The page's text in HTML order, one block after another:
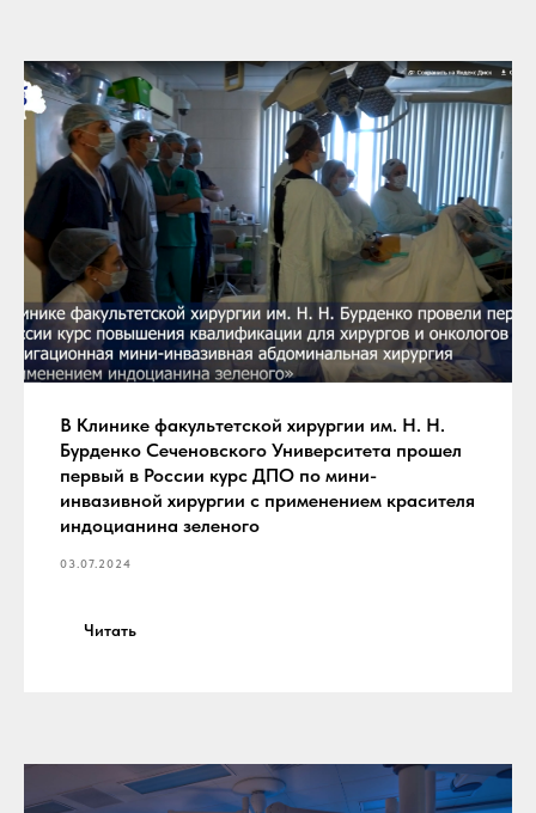
В Клинике факультетской хирургии им. Н. Н.
Бурденко Сеченовского Университета прошел
первый в России курс ДПО по мини-
инвазивной хирургии с применением красителя
индоцианина зеленого
03.07.2024
Читать